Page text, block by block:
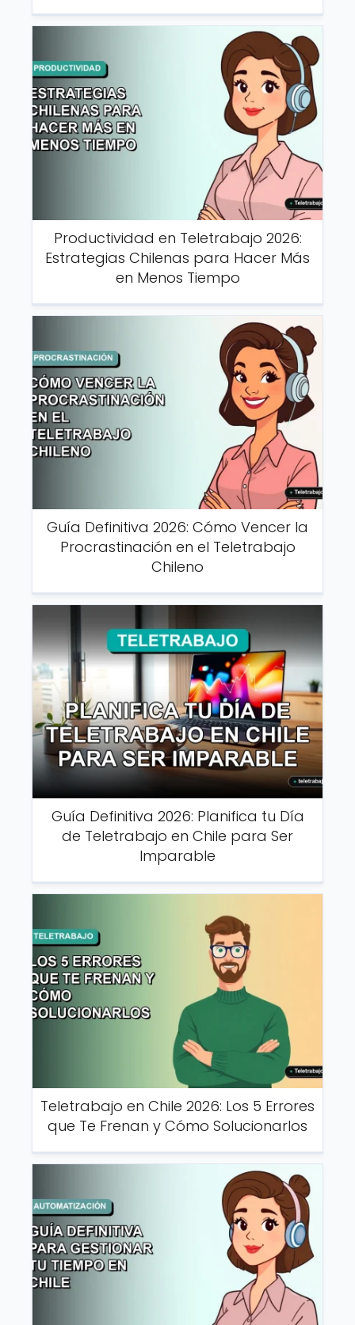
Productividad en Teletrabajo 2026:
Estrategias Chilenas para Hacer Más
en Menos Tiempo
Guía Definitiva 2026: Cómo Vencer la
Procrastinación en el Teletrabajo
Chileno
Guía Definitiva 2026: Planifica tu Día
de Teletrabajo en Chile para Ser
Imparable
Teletrabajo en Chile 2026: Los 5 Errores
que Te Frenan y Cómo Solucionarlos